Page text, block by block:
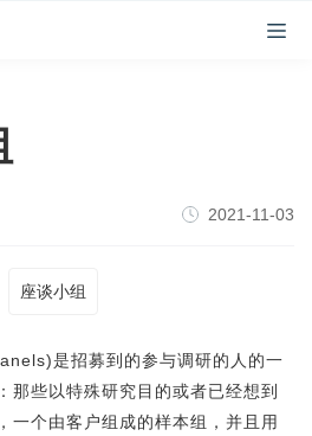
2021-11-03
座谈小组
是招募到的参与调研的人 的一
那些以特殊研究目的或者已经想到
一个由客户组成的样本组，并且用